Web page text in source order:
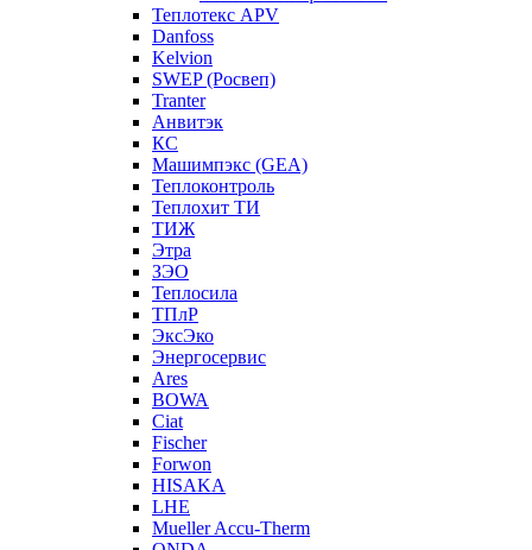
Теплотекс APV
Danfoss
Kelvion
SWEP (Росвеп)
Tranter
Анвитэк
КС
Машимпэкс (GEA)
Теплоконтроль
Теплохит ТИ
ТИЖ
Этра
ЗЭО
Теплосила
ТПлР
ЭксЭко
Энергосервис
Ares
BOWA
Ciat
Fischer
Forwon
HISAKA
LHE
Mueller Accu-Therm